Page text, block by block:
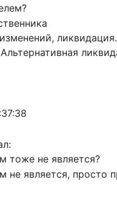
тоже не является?
не является, просто